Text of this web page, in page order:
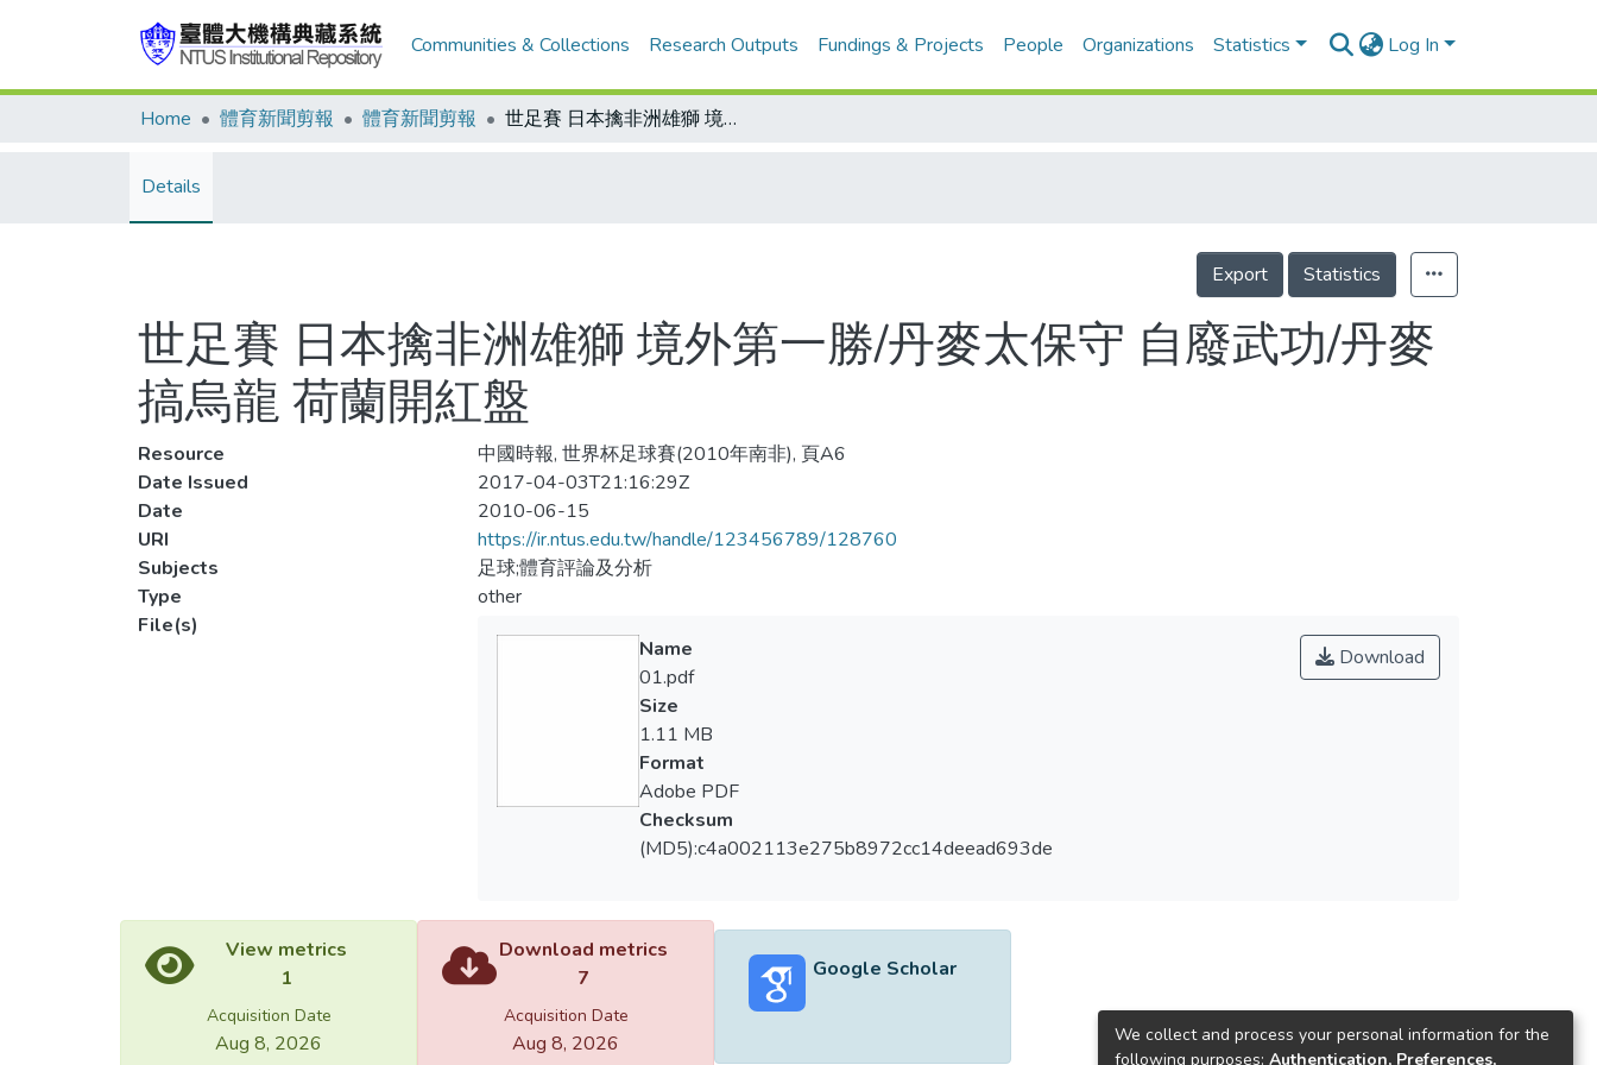
Communities & Collections Research Outputs Fundings & Projects People Organizations Statistics Log In
Home 體育新聞剪報 體育新聞剪報 世足賽 日本擒非洲雄獅 境外第一勝/丹麥太保守 自廢武功/丹麥搞烏龍 荷蘭開紅盤
Details
Export Statistics
世足賽 日本擒非洲雄獅 境外第一勝/丹麥太保守 自廢武功/丹麥
搞烏龍 荷蘭開紅盤
Resource
中國時報, 世界杯足球賽(2010年南非), 頁A6
Date Issued
2017-04-03T21:16:29Z
Date
2010-06-15
URI
https://ir.ntus.edu.tw/handle/123456789/128760
Subjects
足球;體育評論及分析
Type
other
File(s)
Download
Name
01.pdf
Size
1.11 MB
Format
Adobe PDF
Checksum
(MD5):c4a002113e275b8972cc14deead693de
View metrics
1
Acquisition Date
Aug 8, 2026
Download metrics
7
Acquisition Date
Aug 8, 2026
Google Scholar
We collect and process your personal information for the
following purposes: Authentication, Preferences,